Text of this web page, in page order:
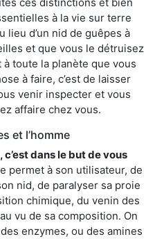
à la vie sur terre
lieu d’un nid de guêpes à
et que vous le détruisez
à toute la planète que vous
à faire, c’est de laisser
venir inspecter et vous
affaire chez vous.
et l’homme
dans le but de vous
permet à son utilisateur, de
nid, de paralyser sa proie
chimique, du venin des
vu de sa composition. On
enzymes, ou des amines